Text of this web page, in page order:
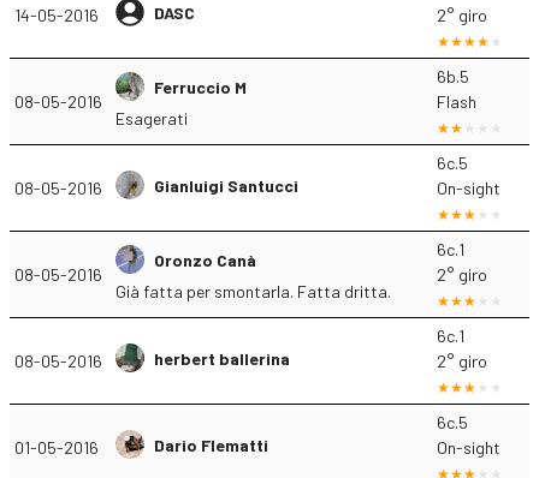
14-05-2016 DASC
2° giro
08-05-2016
Ferruccio M
Esagerati
6b.5
Flash
08-05-2016 Gianluigi Santucci
6c.5
On-sight
08-05-2016
Oronzo Canà
Già fatta per smontarla. Fatta dritta.
6c.1
2° giro
08-05-2016 herbert ballerina
6c.1
2° giro
01-05-2016 Dario Flematti
6c.5
On-sight